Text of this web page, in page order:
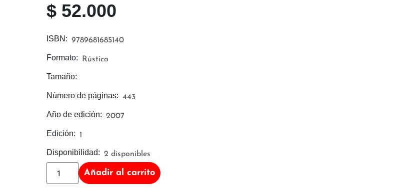
Añadir al carrito
Disponibilidad: 2 disponibles
Edición: 1
Año de edición: 2007
Número de páginas: 443
Tamaño:
Formato: Rústico
ISBN: 9789681685140
$52.000